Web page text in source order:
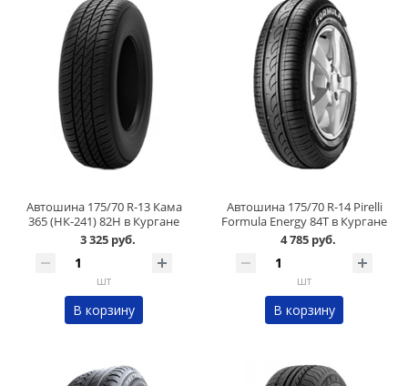
Автошина 175/70 R-13 Кама
365 (НК-241) 82H в Кургане
3 325 руб.
шт
В корзину
Автошина 175/70 R-14 Pirelli
Formula Energy 84T в Кургане
4 785 руб.
шт
В корзину